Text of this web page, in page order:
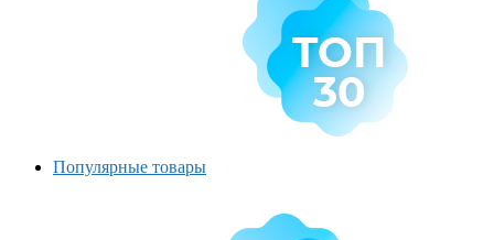
Популярные товары